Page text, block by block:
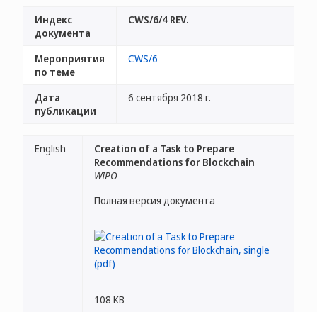
Индекс
документа
CWS/6/4 REV.
Мероприятия
по теме
CWS/6
Дата
публикации
6 сентября 2018 г.
English
Creation of a Task to Prepare
Recommendations for Blockchain
WIPO
Полная версия документа
108 KB